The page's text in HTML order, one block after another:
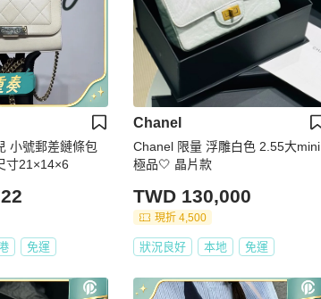
小號郵差鏈條包
寸21×14×6
免運
Chanel
Chanel 限量 浮雕白色 2.55大mini
極品🤍 晶片款
TWD 130,000
現折 4,500
狀況良好 本地 免運